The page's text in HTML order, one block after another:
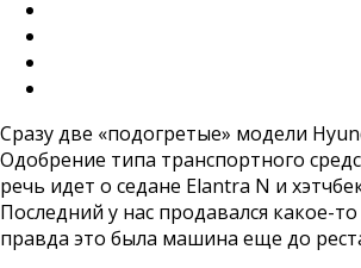
Сразу две «подогретые» модели
Одобрение типа транспортного
речь идет о седане Elantra N и
Последний у нас продавался какое-
правда это была машина еще до